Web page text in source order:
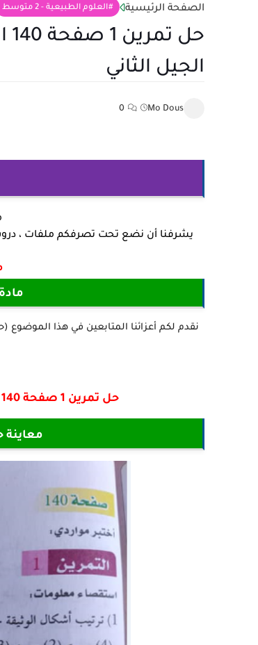
الصفحة الرئيسية العلوم الطبيعية - 2 متوسط
الجيل الثاني
Mo Dous
0
يشرفنا أن نضع تحت تصرفكم ملفات ،
مادة
حل تمرين 1 صفحة 140 العلوم الطبيعية للسنة الثانية متوسط الجيل الثاني
معاينة حل تمرين 1